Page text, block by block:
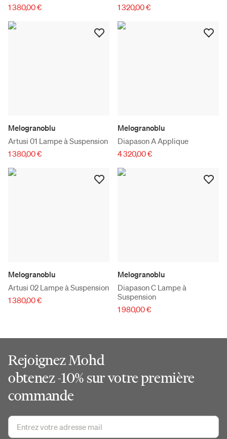
1 380,00 €
1 320,00 €
Melogranoblu
Artusi 01 Lampe à Suspension
1 380,00 €
Melogranoblu
Diapason A Applique
4 320,00 €
Melogranoblu
Artusi 02 Lampe à Suspension
1 380,00 €
Melogranoblu
Diapason C Lampe à
Suspension
1 980,00 €
Rejoignez Mohd
obtenez -10% sur votre première
commande